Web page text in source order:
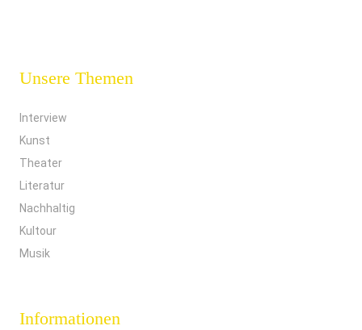
Unsere Themen
Interview
Kunst
Theater
Literatur
Nachhaltig
Kultour
Musik
Informationen